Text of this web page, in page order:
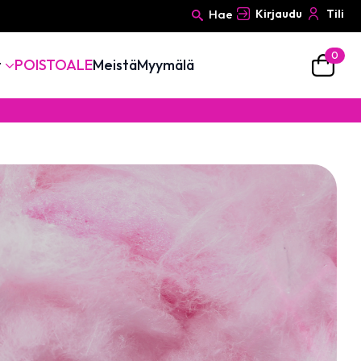
Search
Hae Kirjaudu Tili
POISTOALEMeistäMyymälä
0